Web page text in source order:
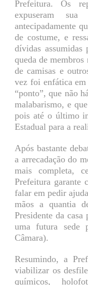
Prefeitura. Os
expuseram
antecipadamente
de costume, e
dívidas assumidas
queda de
de camisas e
vez foi enfática
“ponto”, que não
malabarismo, e
pois até o último
Estadual para a
Após bastante
a arrecadação do
mais completa,
Prefeitura garante
falar em pedir
mãos a quantia
Presidente da
uma futura sede
Câmara).
Resumindo, a
viabilizar os
químicos,